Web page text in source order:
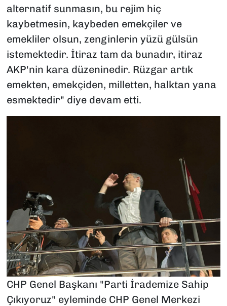
alternatif sunmasın, bu rejim hiç
kaybetmesin, kaybeden emekçiler ve
emekliler olsun, zenginlerin yüzü gülsün
istemektedir. İtiraz tam da bunadır, itiraz
AKP'nin kara düzeninedir. Rüzgar artık
emekten, emekçiden, milletten, halktan yana
esmektedir" diye devam etti.
CHP Genel Başkanı "Parti İrademize Sahip
Çıkıyoruz" eyleminde CHP Genel Merkezi